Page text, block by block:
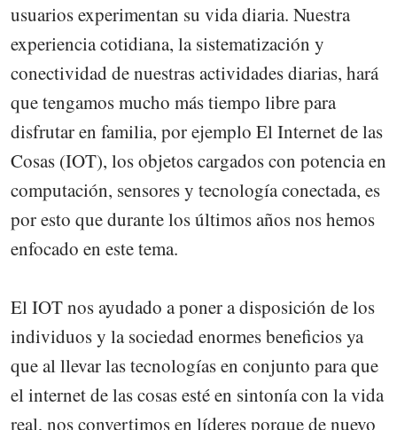
usuarios experimentan su vida diaria. Nuestra
experiencia cotidiana, la sistematización y
conectividad de nuestras actividades diarias, hará
que tengamos mucho más tiempo libre para
disfrutar en familia, por ejemplo El Internet de las
Cosas (IOT), los objetos cargados con potencia en
computación, sensores y tecnología conectada, es
por esto que durante los últimos años nos hemos
enfocado en este tema.
El IOT nos ayudado a poner a disposición de los
individuos y la sociedad enormes beneficios ya
que al llevar las tecnologías en conjunto para que
el internet de las cosas esté en sintonía con la vida
real, nos convertimos en líderes porque de nuevo